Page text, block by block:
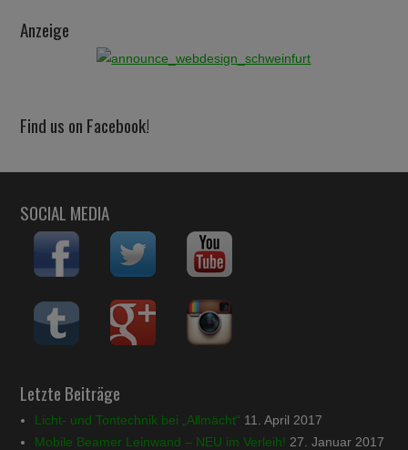
Anzeige
Find us on Facebook!
SOCIAL MEDIA
Letzte Beiträge
Licht- und Tontechnik bei „Allmächt“ 11. April 2017
Mobile Beamer Leinwand – NEU im Verleih! 27. Januar 2017